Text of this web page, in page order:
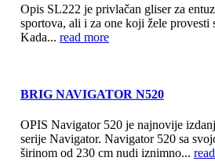
Opis SL222 je privlačan gliser za
sportova, ali i za one koji žele provesti
Kada... read more
BRIG NAVIGATOR N520
OPIS Navigator 520 je najnovije
serije Navigator. Navigator 520 sa
širinom od 230 cm nudi iznimno...